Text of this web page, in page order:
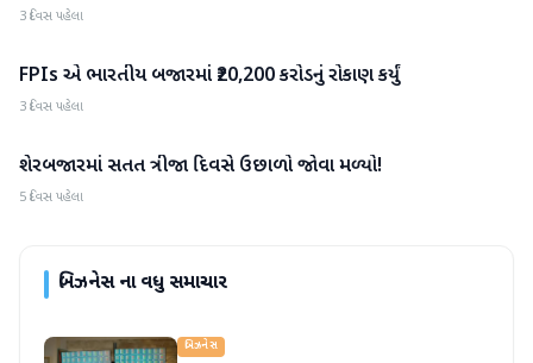
3 દિવસ પહેલા
બિઝનેસ
FPIs એ ભારતીય બજારમાં ₹20,200 કરોડનું રોકાણ કર્યું
3 દિવસ પહેલા
બિઝનેસ
શેરબજારમાં સતત ત્રીજા દિવસે ઉછાળો જોવા મળ્યો!
5 દિવસ પહેલા
બિઝનેસના વધુ સમાચાર
બિઝનેસ